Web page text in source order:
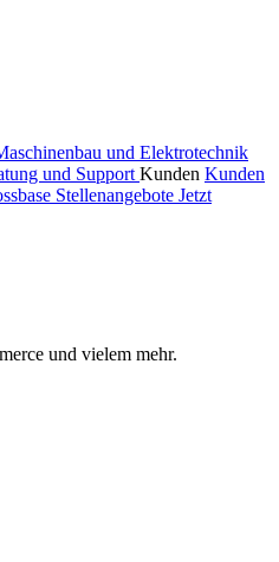
und Elektrotechnik
und Support Kunden Kunden
Stellenangebote Jetzt
und vielem mehr.